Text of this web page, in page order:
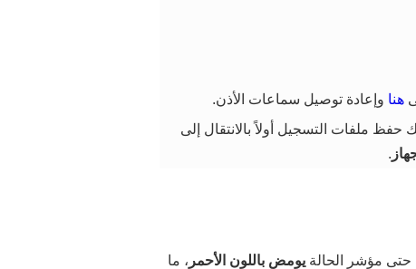
هنا وإعادة توصيل سماعات الأذن.
.
حتى مؤشر الحالة يومض باللون الأحمر ، ما